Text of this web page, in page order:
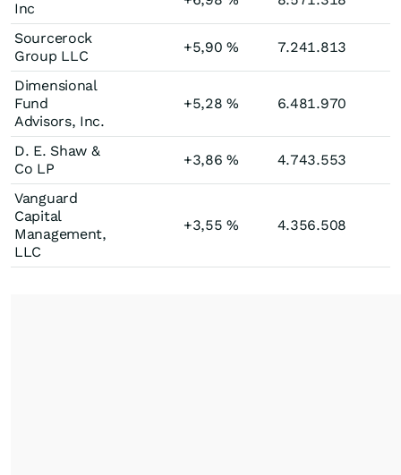
Inc
Sourcerock
Group LLC
+5,90% 7.241.813
Dimensional
Fund
Advisors, Inc.
+5,28% 6.481.970
D. E. Shaw &
Co LP
+3,86% 4.743.553
Vanguard
Capital
Management,
LLC
+3,55% 4.356.508